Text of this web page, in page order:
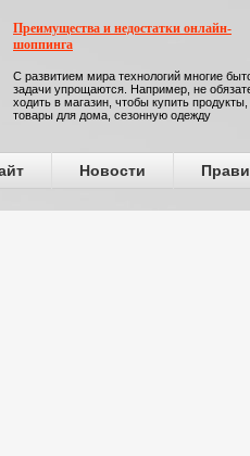
Преимущества и недостатки онлайн-
шоппинга
С развитием мира технологий многие
задачи упрощаются. Например, не
ходить в магазин, чтобы купить продукты,
товары для дома, сезонную одежду
Новости